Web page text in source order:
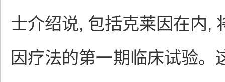
士介绍说, 包括克莱因在内,
因疗法的第一期临床试验